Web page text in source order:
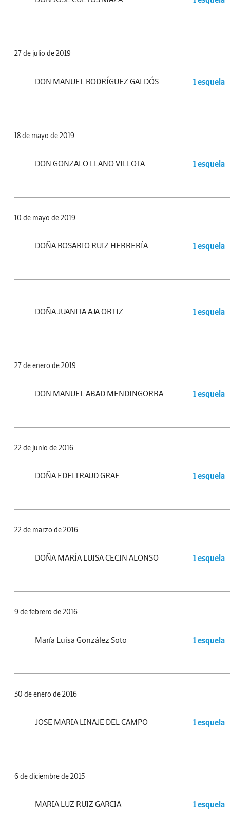
27 de julio de 2019
DON MANUEL RODRÍGUEZ GALDÓS 1 esquela
18 de mayo de 2019
DON GONZALO LLANO VILLOTA 1 esquela
10 de mayo de 2019
DOÑA ROSARIO RUIZ HERRERÍA 1 esquela
DOÑA JUANITA AJA ORTIZ 1 esquela
27 de enero de 2019
DON MANUEL ABAD MENDINGORRA 1 esquela
22 de junio de 2016
DOÑA EDELTRAUD GRAF 1 esquela
22 de marzo de 2016
DOÑA MARÍA LUISA CECIN ALONSO 1 esquela
9 de febrero de 2016
María Luisa González Soto 1 esquela
30 de enero de 2016
JOSE MARIA LINAJE DEL CAMPO 1 esquela
6 de diciembre de 2015
MARIA LUZ RUIZ GARCIA 1 esquela